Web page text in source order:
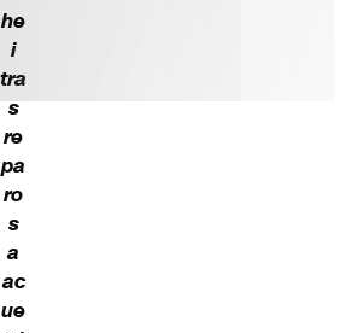
he
i
tra
s
re
pa
ro
s
a
ac
ue